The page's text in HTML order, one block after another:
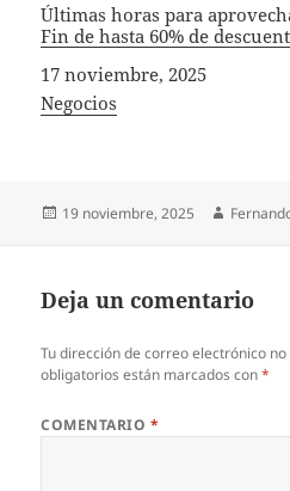
Últimas horas para
Fin de hasta 60% de
Fecha
17 noviembre, 2025
In relation to
Negocios
Publicado
19 noviembre, 2025 Autor
Deja un comentario
Tu dirección de correo electrónico
obligatorios están marcados con*
COMENTARIO *